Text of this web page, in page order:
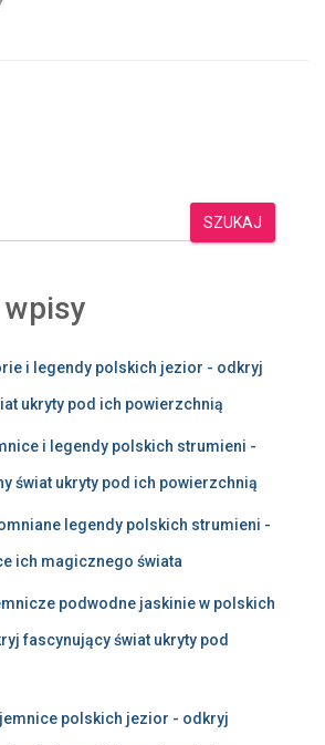
SZUKAJ
i legendy polskich jezior - odkryj
ukryty pod ich powierzchnią
i legendy polskich strumieni -
świat ukryty pod ich powierzchnią
legendy polskich strumieni -
ich magicznego świata
podwodne jaskinie w polskich
fascynujący świat ukryty pod
polskich jezior - odkryj